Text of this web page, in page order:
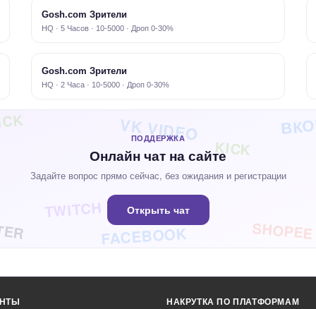
Gosh.com Зрители
HQ · 5 Часов · 10-5000 · Дроп 0-30%
Gosh.com Зрители
HQ · 2 Часа · 10-5000 · Дроп 0-30%
VK VIDEO
FACEBOOK SHOPEE
KICK
TWITCH
ПОДДЕРЖКА
Онлайн чат на сайте
Задайте вопрос прямо сейчас, без ожидания и регистрации
Открыть чат
НАКРУТКА ПО ПЛАТФОРМАМ